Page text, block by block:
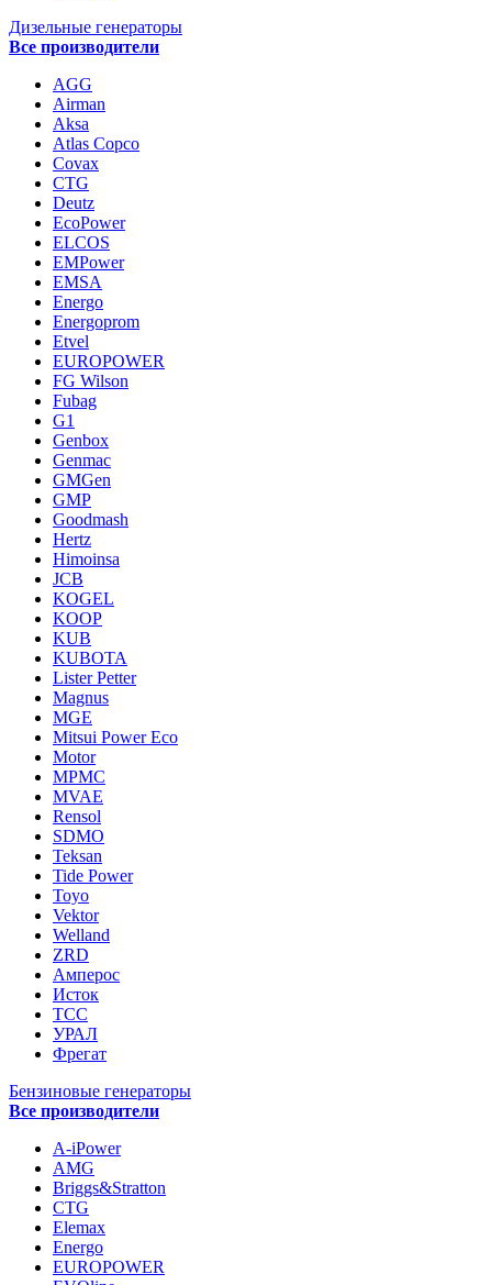
Дизельные генераторы
Все производители
AGG
Airman
Aksa
Atlas Copco
Covax
CTG
Deutz
EcoPower
ELCOS
EMPower
EMSA
Energo
Energoprom
Etvel
EUROPOWER
FG Wilson
Fubag
G1
Genbox
Genmac
GMGen
GMP
Goodmash
Hertz
Himoinsa
JCB
KOGEL
KOOP
KUB
KUBOTA
Lister Petter
Magnus
MGE
Mitsui Power Eco
Motor
MPMC
MVAE
Rensol
SDMO
Teksan
Tide Power
Toyo
Vektor
Welland
ZRD
Амперос
Исток
ТСС
УРАЛ
Фрегат
Бензиновые генераторы
Все производители
A-iPower
AMG
Briggs&Stratton
CTG
Elemax
Energo
EUROPOWER